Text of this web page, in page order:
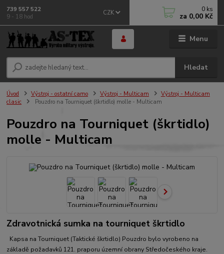
Menu
CZK
Hledat
739 557 522
9 - 18 hod
0 ks
za 0,00 Kč
Úvod Výstroj - ostatní camo Výstroj - Multicam
Výstroj - Multicam
clasic
Pouzdro na Tourniquet (škrtidlo) molle - Multicam
Pouzdro na Tourniquet (škrtidlo)
molle - Multicam
Zdravotnická sumka na tourniquet škrtidlo
Kapsa na Tourniquet (Taktické škrtidlo) Pouzdro bylo vyrobeno na
základě požadavků 121. praporu územní obrany Středočeského kraje.